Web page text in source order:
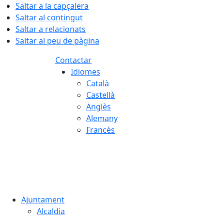
Saltar a la capçalera
Saltar al contingut
Saltar a relacionats
Saltar al peu de pàgina
Contactar
Idiomes
Català
Castellà
Anglès
Alemany
Francès
Ajuntament
Alcaldia